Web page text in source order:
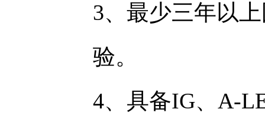
3、最少三年以
验。
4、具备IG、A-